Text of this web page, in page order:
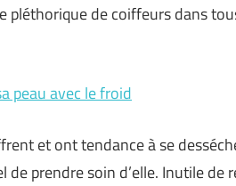
pléthorique de coiffeurs dans
peau avec le froid
et ont tendance à se
de prendre soin d’elle. Inutile de